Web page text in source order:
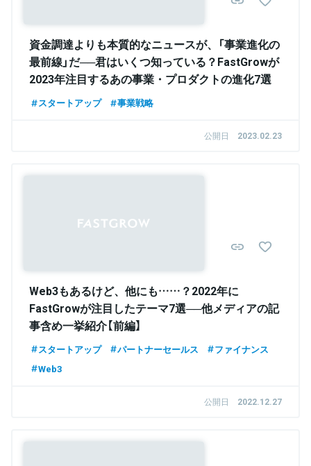
資金調達よりも本質的なニュースが、「事業進化の
最前線」だ──君はいくつ知っている？FastGrowが
2023年注目するあの事業・プロダクトの進化7選
スタートアップ 事業戦略
公開日 2023.02.23
Web3もあるけど、他にも……？2022年に
FastGrowが注目したテーマ7選──他メディアの記
事含め一挙紹介【前編】
スタートアップ パートナーセールス
ファイナンス
Web3
公開日 2022.12.27